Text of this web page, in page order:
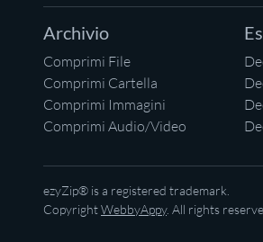
Archivio
Comprimi File
Comprimi Cartella
Comprimi Immagini
Comprimi Audio/Video
ezyZip® is a registered trademark.
CopyrightWebbyAppy. All rights